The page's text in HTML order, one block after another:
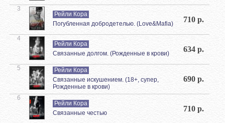
3
Рейли Кора
Погубленная добродетелью. (Love&Mafia)
710 р.
4
Рейли Кора
Связанные долгом. (Рожденные в крови)
634 р.
5
Рейли Кора
Связанные искушением. (18+, супер,
Рожденные в крови)
690 р.
6
Рейли Кора
Связанные честью
710 р.